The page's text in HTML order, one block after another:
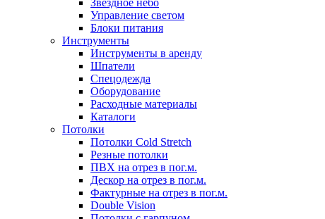
Звездное небо
Управление светом
Блоки питания
Инструменты
Инструменты в аренду
Шпатели
Спецодежда
Оборудование
Расходные материалы
Каталоги
Потолки
Потолки Cold Stretch
Резные потолки
ПВХ на отрез в пог.м.
Дескор на отрез в пог.м.
Фактурные на отрез в пог.м.
Double Vision